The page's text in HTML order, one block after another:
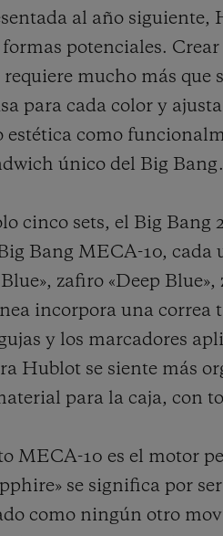
al año
potenciales.
mucho más
para cada color y
estética como
único del Big Bang.
cinco sets, el Big Bang
Bang MECA-10,
zafiro «Deep
incorpora una correa
y los marcadores
Hublot se siente más
para la caja, con
MECA-10 es el motor
se significa por
como ningún otro